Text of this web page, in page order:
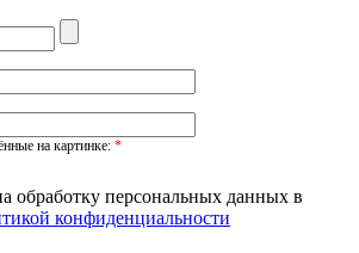
на картинке: *
обработку персональных данных в
конфиденциальности